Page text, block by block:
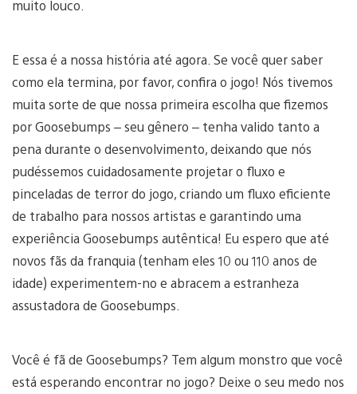
muito louco.
E essa é a nossa história até agora. Se você quer saber
como ela termina, por favor, confira o jogo! Nós tivemos
muita sorte de que nossa primeira escolha que fizemos
por Goosebumps – seu gênero – tenha valido tanto a
pena durante o desenvolvimento, deixando que nós
pudéssemos cuidadosamente projetar o fluxo e
pinceladas de terror do jogo, criando um fluxo eficiente
de trabalho para nossos artistas e garantindo uma
experiência Goosebumps autêntica! Eu espero que até
novos fãs da franquia (tenham eles 10 ou 110 anos de
idade) experimentem-no e abracem a estranheza
assustadora de Goosebumps.
Você é fã de Goosebumps? Tem algum monstro que você
está esperando encontrar no jogo? Deixe o seu medo nos